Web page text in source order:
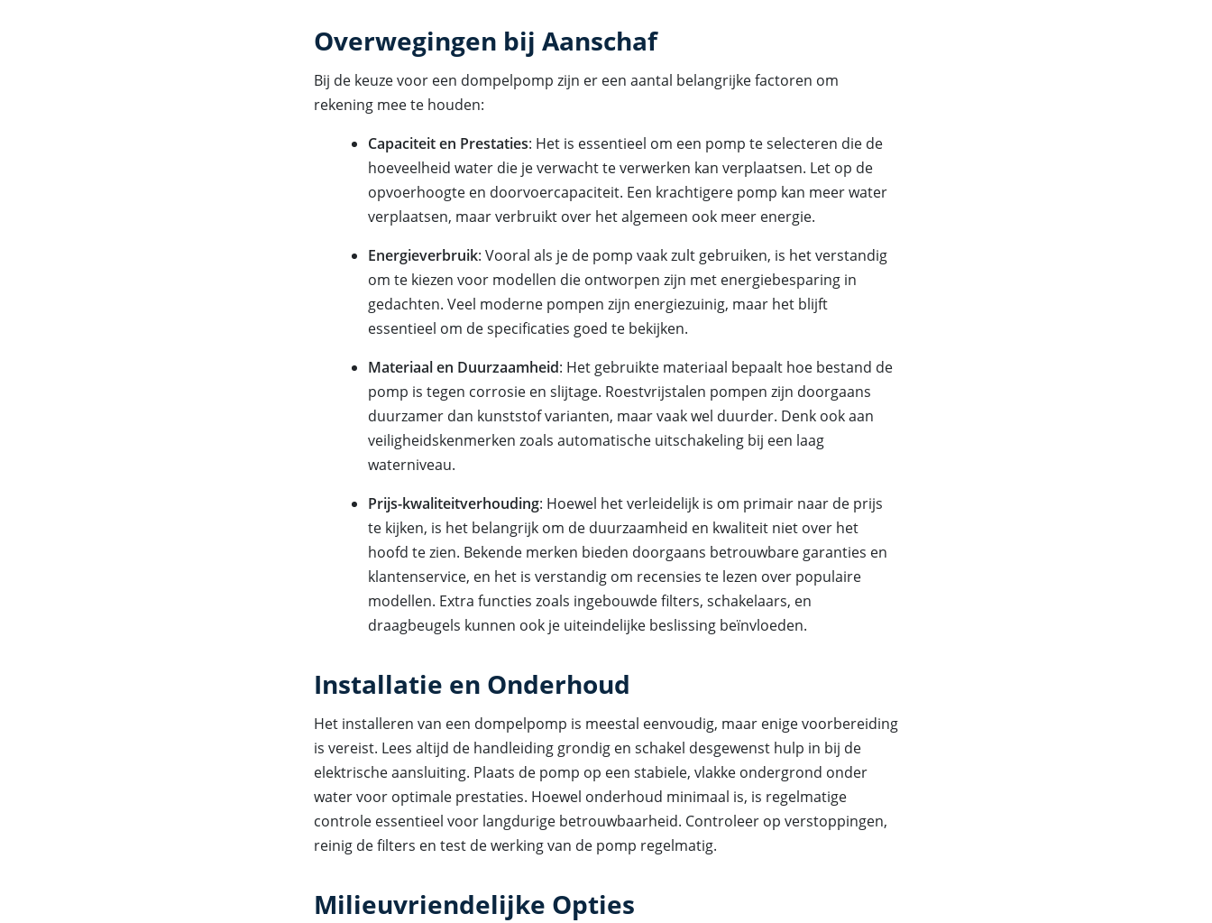
Overwegingen bij Aanschaf
Bij de keuze voor een dompelpomp zijn er een aantal belangrijke factoren om
rekening mee te houden:
Capaciteit en Prestaties: Het is essentieel om een pomp te selecteren die de
hoeveelheid water die je verwacht te verwerken kan verplaatsen. Let op de
opvoerhoogte en doorvoercapaciteit. Een krachtigere pomp kan meer water
verplaatsen, maar verbruikt over het algemeen ook meer energie.
Energieverbruik: Vooral als je de pomp vaak zult gebruiken, is het verstandig
om te kiezen voor modellen die ontworpen zijn met energiebesparing in
gedachten. Veel moderne pompen zijn energiezuinig, maar het blijft
essentieel om de specificaties goed te bekijken.
Materiaal en Duurzaamheid: Het gebruikte materiaal bepaalt hoe bestand de
pomp is tegen corrosie en slijtage. Roestvrijstalen pompen zijn doorgaans
duurzamer dan kunststof varianten, maar vaak wel duurder. Denk ook aan
veiligheidskenmerken zoals automatische uitschakeling bij een laag
waterniveau.
Prijs-kwaliteitverhouding: Hoewel het verleidelijk is om primair naar de prijs
te kijken, is het belangrijk om de duurzaamheid en kwaliteit niet over het
hoofd te zien. Bekende merken bieden doorgaans betrouwbare garanties en
klantenservice, en het is verstandig om recensies te lezen over populaire
modellen. Extra functies zoals ingebouwde filters, schakelaars, en
draagbeugels kunnen ook je uiteindelijke beslissing beïnvloeden.
Installatie en Onderhoud
Het installeren van een dompelpomp is meestal eenvoudig, maar enige voorbereiding
is vereist. Lees altijd de handleiding grondig en schakel desgewenst hulp in bij de
elektrische aansluiting. Plaats de pomp op een stabiele, vlakke ondergrond onder
water voor optimale prestaties. Hoewel onderhoud minimaal is, is regelmatige
controle essentieel voor langdurige betrouwbaarheid. Controleer op verstoppingen,
reinig de filters en test de werking van de pomp regelmatig.
Milieuvriendelijke Opties